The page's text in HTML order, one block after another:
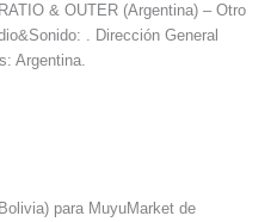
& OUTER (Argentina) – Otro
. Dirección General
Argentina.
para MuyuMarket de